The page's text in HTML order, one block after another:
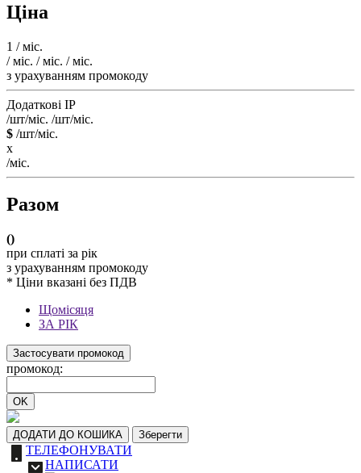
Ціна
1 / міс.
/ міс. / міс. / міс.
з урахуванням промокоду
Додаткові IP
/шт/міс. /шт/міс.
$ /шт/міс.
x
/міс.
Разом
()
при сплаті за рік
з урахуванням промокоду
* Ціни вказані без ПДВ
Щомісяця
ЗА РІК
Застосувати промокод
промокод:
OK
ДОДАТИ ДО КОШИКА Зберегти
ТЕЛЕФОНУВАТИ
НАПИСАТИ